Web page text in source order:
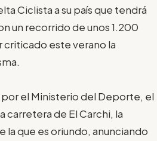
Ciclista a su país que tendrá
un recorrido de unos 1.200
este verano la
el Ministerio del Deporte, el
carretera de El Carchi, la
la que es oriundo, anunciando